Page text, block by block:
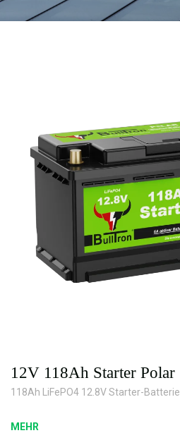
12V 118Ah Starter Polar
118Ah LiFePO4 12.8V Starter-Batterie
MEHR